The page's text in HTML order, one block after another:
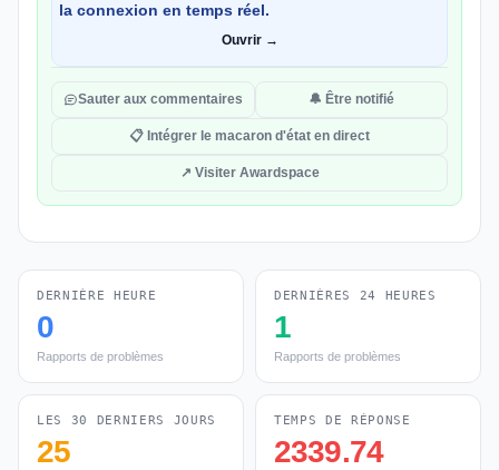
la connexion en temps réel.
Ouvrir →
Sauter aux commentaires 🔔 Être notifié
📋 Intégrer le macaron d'état en direct
↗ Visiter Awardspace
DERNIÈRE HEURE
0
Rapports de problèmes
DERNIÈRES 24 HEURES
1
Rapports de problèmes
LES 30 DERNIERS JOURS
25
TEMPS DE RÉPONSE
2339.74